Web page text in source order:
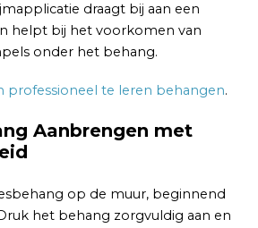
draagt bij aan een
helpt bij het voorkomen van
onder het behang.
professioneel te leren behangen.
Aanbrengen met
op de muur, beginnend
het behang zorgvuldig aan en